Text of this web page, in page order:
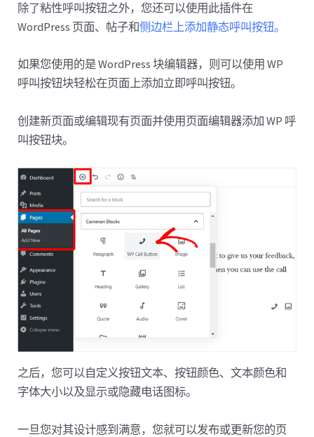
除了粘性呼叫按钮之外，您还可以使用此插件在
WordPress 页面、帖子和侧边栏上添加静态呼叫按钮。
如果您使用的是 WordPress 块编辑器，则可以使用 WP
呼叫按钮块轻松在页面上添加立即呼叫按钮。
创建新页面或编辑现有页面并使用页面编辑器添加 WP 呼
叫按钮块。
之后，您可以自定义按钮文本、按钮颜色、文本颜色和
字体大小以及显示或隐藏电话图标。
一旦您对其设计感到满意，您就可以发布或更新您的页